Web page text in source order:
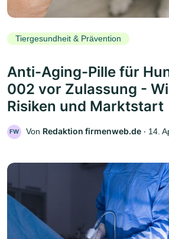
Tiergesundheit & Prävention
Anti-Aging-Pille für
002 vor Zulassung -
Risiken und Marktstart
FW Von Redaktion firmenweb.de ‧ 14.